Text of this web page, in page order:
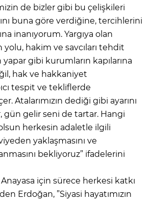
de bizler gibi bu çelişkileri
buna göre verdiğine, tercihlerini
inanıyorum. Yargıya olan
yolu, hakim ve savcıları tehdit
gibi kurumların kapılarına
hak ve hakkaniyet
tespit ve tekliflerde
Atalarımızın dediği gibi ayarını
gün gelir seni de tartar. Hangi
herkesin adaletle ilgili
yaklaşmasını ve
bekliyoruz” ifadelerini
Anayasa için sürece herkesi katkı
Erdoğan, ”Siyasi hayatımızın